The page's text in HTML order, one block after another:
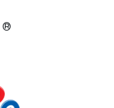
®